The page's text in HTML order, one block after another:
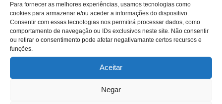
Para fornecer as melhores experiências, usamos tecnologias como
cookies para armazenar e/ou aceder a informações do dispositivo.
Consentir com essas tecnologias nos permitirá processar dados, como
comportamento de navegação ou IDs exclusivos neste site. Não consentir
ou retirar o consentimento pode afetar negativamante certos recursos e
funções.
Aceitar
Negar
da empresa tenha conhecimento de suas atividades e
entregas.
“Enquanto não assumir meu papel não tem
Ao elaborar o planejamento sucessório de uma família
um processo de formação até assumir suas funções. É